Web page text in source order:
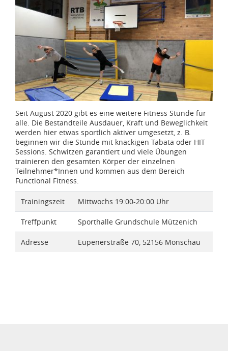
Seit August 2020 gibt es eine weitere Fitness Stunde für
alle. Die Bestandteile Ausdauer, Kraft und Beweglichkeit
werden hier etwas sportlich aktiver umgesetzt, z. B.
beginnen wir die Stunde mit knackigen Tabata oder HIT
Sessions. Schwitzen garantiert und viele Übungen
trainieren den gesamten Körper der einzelnen
Teilnehmer*Innen und kommen aus dem Bereich
Functional Fitness.
Trainingszeit Mittwochs 19:00-20:00 Uhr
Treffpunkt Sporthalle Grundschule Mützenich
Adresse Eupenerstraße 70, 52156 Monschau